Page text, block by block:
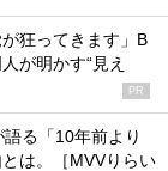
狂ってきます」B
が明かす“見え
PR
る「10年前より
は。［MVVりらい